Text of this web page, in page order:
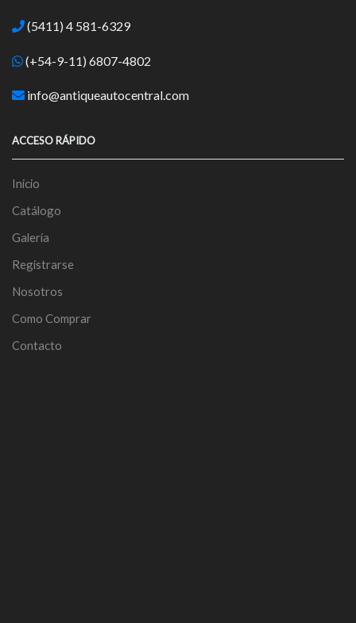
(5411) 4 581-6329
(+54-9-11) 6807-4802
info@antiqueautocentral.com
ACCESO RÁPIDO
Inicio
Catálogo
Galería
Registrarse
Nosotros
Como Comprar
Contacto